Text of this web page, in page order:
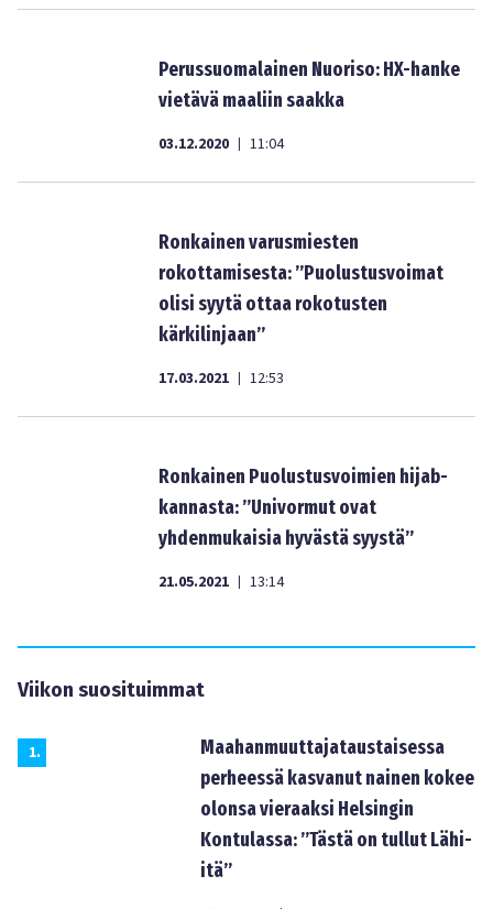
Perussuomalainen Nuoriso: HX-hanke
vietävä maaliin saakka
03.12.2020 | 11:04
Ronkainen varusmiesten
rokottamisesta: ”Puolustusvoimat
olisi syytä ottaa rokotusten
kärkilinjaan”
17.03.2021 | 12:53
Ronkainen Puolustusvoimien hijab-
kannasta: ”Univormut ovat
yhdenmukaisia hyvästä syystä”
21.05.2021 | 13:14
Viikon suosituimmat
1.
Maahanmuuttajataustaisessa
perheessä kasvanut nainen kokee
olonsa vieraaksi Helsingin
Kontulassa: ”Tästä on tullut Lähi-
itä”